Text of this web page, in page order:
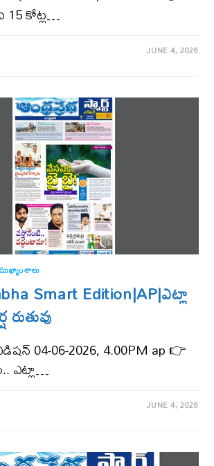
కోట్ల…
JUNE 4, 2026
Smart Edition|AP|ఎట్లా
04-06-2026, 4.00PM ap 👉
ఎట్లా…
JUNE 4, 2026